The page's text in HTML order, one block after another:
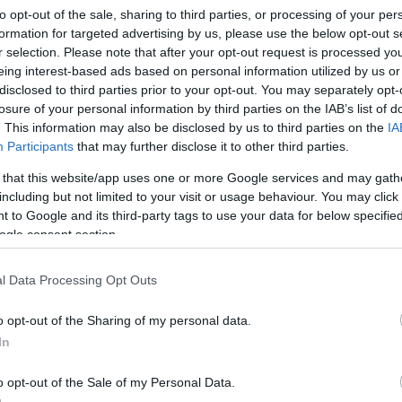
opt-out of the sale, sharing to third parties, or processing of your
for targeted advertising by us, please use the below opt-out
selection. Please note that after your opt-out request is processed
interest-based ads based on personal information utilized by us
to third parties prior to your opt-out. You may separately
of your personal information by third parties on the IAB’s list of
This information may also be disclosed by us to third parties on the
Participants that may further disclose it to other third parties.
that this website/app uses one or more Google services and may
but not limited to your visit or usage behaviour. You may
to Google and its third-party tags to use your data for below
consent section.
Data Processing Opt Outs
opt-out of the Sharing of my personal data.
opt-out of the Sale of my Personal Data.
Link másolása
hollywoodi szuperprodukciók sok
készül. A 15 fős csapat tárgyai
is szerepelnek. A Fókusz stábja a